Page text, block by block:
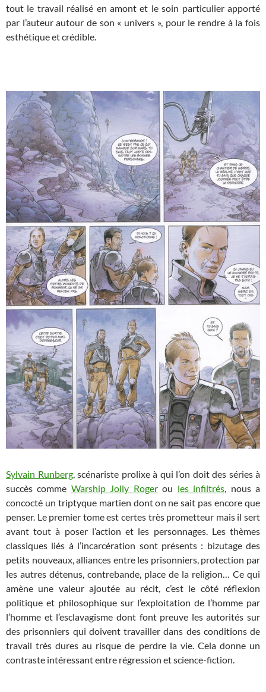
tout le travail réalisé en amont et le soin particulier apporté
par l’auteur autour de son « univers », pour le rendre à la fois
esthétique et crédible.
Sylvain Runberg, scénariste prolixe à qui l’on doit des séries à
succès comme Warship Jolly Rogerou les infiltrés, nous a
concocté un triptyque martien dont on ne sait pas encore que
penser. Le premier tome est certes très prometteur mais il sert
avant tout à poser l’action et les personnages. Les thèmes
classiques liés à l’incarcération sont présents : bizutage des
petits nouveaux, alliances entre les prisonniers, protection par
les autres détenus, contrebande, place de la religion… Ce qui
amène une valeur ajoutée au récit, c’est le côté réflexion
politique et philosophique sur l’exploitation de l’homme par
l’homme et l’esclavagisme dont font preuve les autorités sur
des prisonniers qui doivent travailler dans des conditions de
travail très dures au risque de perdre la vie. Cela donne un
contraste intéressant entre régression et science-fiction.